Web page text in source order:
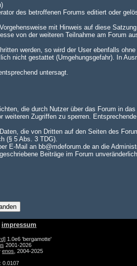
des betroffenen Forums editiert oder
mit Hinweis auf diese
von der weiteren Teilnahme am Forum
werden, so wird der User ebenfalls
nicht gestattet (Umgehungsgefahr). In
untersagt.
die durch Nutzer über das Forum in
Zugriffen zu sperren.
die von Dritten auf den Seiten des
(§ 5 Abs. 3 TDG).
Mail an bb@mdeforum.de an die
Beiträge im Forum
impressum
1.0e6 'bergamotte'
2001-2026
enos , 2004-2025
0.0107